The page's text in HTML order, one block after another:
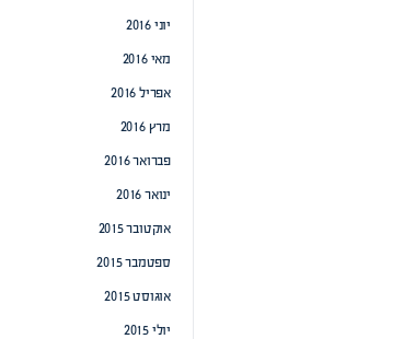
יוני 2016
מאי 2016
אפריל 2016
מרץ 2016
פברואר 2016
ינואר 2016
אוקטובר 2015
ספטמבר 2015
אוגוסט 2015
יולי 2015